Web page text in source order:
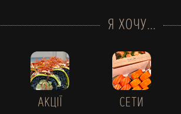
Я ХОЧУ...
АКЦІЇ СЕТИ